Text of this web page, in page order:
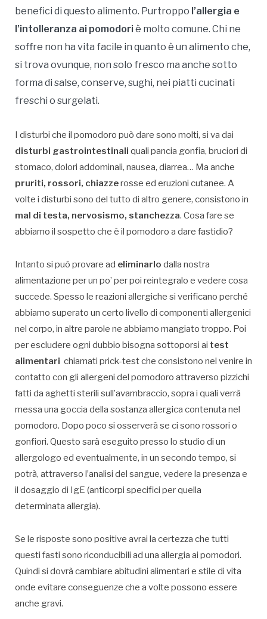
benefici di questo alimento. Purtroppo l’allergia e
l’intolleranza ai pomodoriè molto comune. Chi ne
soffre non ha vita facile in quanto è un alimento che,
si trova ovunque, non solo fresco ma anche sotto
forma di salse, conserve, sughi, nei piatti cucinati
freschi o surgelati.
I disturbi che il pomodoro può dare sono molti, si va dai
disturbi gastrointestinali quali pancia gonfia, bruciori di
stomaco, dolori addominali, nausea, diarrea… Ma anche
pruriti, rossori, chiazzerosse ed eruzioni cutanee. A
volte i disturbi sono del tutto di altro genere, consistono in
mal di testa, nervosismo, stanchezza. Cosa fare se
abbiamo il sospetto che è il pomodoro a dare fastidio?
Intanto si può provare ad eliminarlo dalla nostra
alimentazione per un po’ per poi reintegralo e vedere cosa
succede. Spesso le reazioni allergiche si verificano perché
abbiamo superato un certo livello di componenti allergenici
nel corpo, in altre parole ne abbiamo mangiato troppo. Poi
per escludere ogni dubbio bisogna sottoporsi ai test
alimentari chiamati prick-test che consistono nel venire in
contatto con gli allergeni del pomodoro attraverso pizzichi
fatti da aghetti sterili sull’avambraccio, sopra i quali verrà
messa una goccia della sostanza allergica contenuta nel
pomodoro. Dopo poco si osserverà se ci sono rossori o
gonfiori. Questo sarà eseguito presso lo studio di un
allergologo ed eventualmente, in un secondo tempo, si
potrà, attraverso l’analisi del sangue, vedere la presenza e
il dosaggio di IgE (anticorpi specifici per quella
determinata allergia).
Se le risposte sono positive avrai la certezza che tutti
questi fasti sono riconducibili ad una allergia ai pomodori.
Quindi si dovrà cambiare abitudini alimentari e stile di vita
onde evitare conseguenze che a volte possono essere
anche gravi.